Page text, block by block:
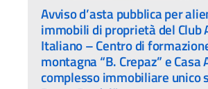
Avviso d’asta pubblica per
immobili di proprietà del Club
Italiano – Centro di
montagna “B. Crepaz” e Casa
complesso immobiliare unico